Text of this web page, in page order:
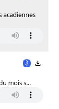
acadiennes
mois s...